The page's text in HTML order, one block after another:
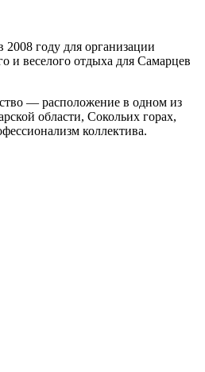
году для организации
и веселого отдыха для Самарцев
— расположение в одном из
области, Сокольих горах,
коллектива.